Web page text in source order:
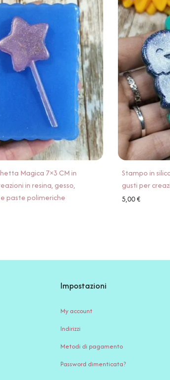
Magica 7×3 CM in
in resina, gesso,
paste polimeriche
Stampo in
gusti per
5,00€
Impostazioni
My account
Indirizzi
Metodi di pagamento
Password dimenticata?